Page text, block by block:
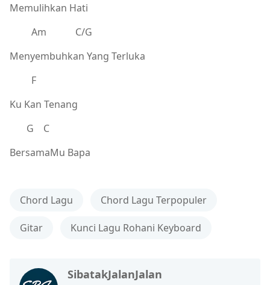
Memulihkan Hati
Am C/G
Menyembuhkan Yang Terluka
F
Ku Kan Tenang
G C
BersamaMu Bapa
Chord Lagu Chord Lagu Terpopuler
Gitar Kunci Lagu Rohani Keyboard
SibatakJalanJalan